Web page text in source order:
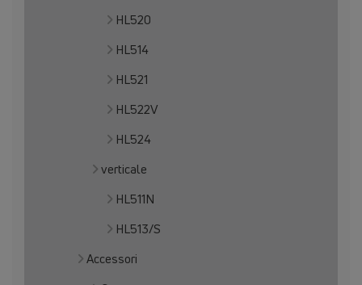
HL520
HL514
HL521
HL522V
HL524
verticale
HL511N
HL513/S
Accessori